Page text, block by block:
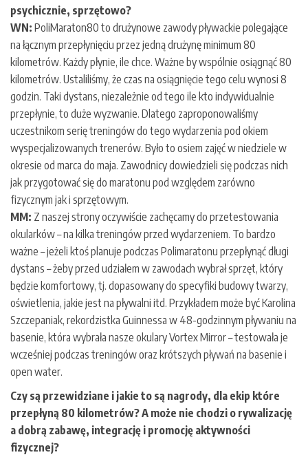
psychicznie, sprzętowo?
WN: PoliMaraton80 to drużynowe zawody pływackie polegające
na łącznym przepłynięciu przez jedną drużynę minimum 80
kilometrów. Każdy płynie, ile chce. Ważne by wspólnie osiągnąć 80
kilometrów. Ustaliliśmy, że czas na osiągnięcie tego celu wynosi 8
godzin. Taki dystans, niezależnie od tego ile kto indywidualnie
przepłynie, to duże wyzwanie. Dlatego zaproponowaliśmy
uczestnikom serię treningów do tego wydarzenia pod okiem
wyspecjalizowanych trenerów. Było to osiem zajęć w niedziele w
okresie od marca do maja. Zawodnicy dowiedzieli się podczas nich
jak przygotować się do maratonu pod względem zarówno
fizycznym jak i sprzętowym.
MM: Z naszej strony oczywiście zachęcamy do przetestowania
okularków – na kilka treningów przed wydarzeniem. To bardzo
ważne – jeżeli ktoś planuje podczas Polimaratonu przepłynąć długi
dystans – żeby przed udziałem w zawodach wybrał sprzęt, który
będzie komfortowy, tj. dopasowany do specyfiki budowy twarzy,
oświetlenia, jakie jest na pływalni itd. Przykładem może być Karolina
Szczepaniak, rekordzistka Guinnessa w 48-godzinnym pływaniu na
basenie, która wybrała nasze okulary Vortex Mirror – testowała je
wcześniej podczas treningów oraz krótszych pływań na basenie i
open water.
Czy są przewidziane i jakie to są nagrody, dla ekip które
przepłyną 80 kilometrów? A może nie chodzi o rywalizację
a dobrą zabawę, integrację i promocję aktywności
fizycznej?